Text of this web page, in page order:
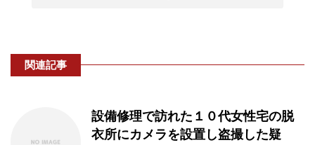
関連記事
設備修理で訪れた１０代女性宅の脱
衣所にカメラを設置し盗撮した疑